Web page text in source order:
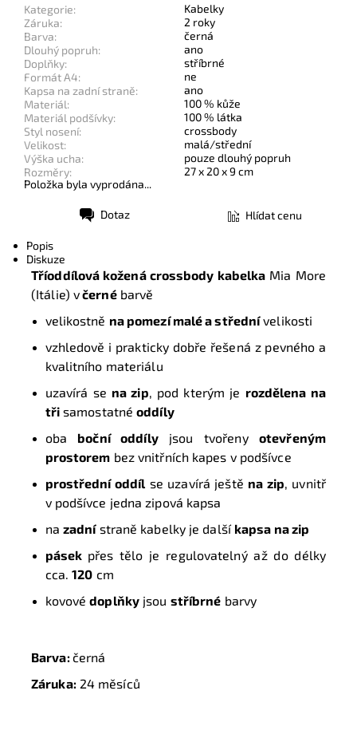
Kategorie:
Kabelky
Záruka:
2 roky
Barva:
černá
Dlouhý popruh:
ano
Doplňky:
stříbrné
Formát A4:
ne
Kapsa na zadní straně:
ano
Materiál:
100 % kůže
Materiál podšívky:
100 % látka
Styl nosení:
crossbody
Velikost:
malá/střední
Výška ucha:
pouze dlouhý popruh
Rozměry:
27 x 20 x 9 cm
Položka byla vyprodána...
Dotaz Hlídat cenu
Popis
Diskuze
Tříoddílová kožená crossbody kabelka Mia More
(Itálie) včernébarvě
velikostně na pomezí malé a střednívelikosti
vzhledově i prakticky dobře řešená z pevného a
kvalitního materiálu
uzavírá se na zip, pod kterým je rozdělena na
třisamostatnéoddíly
oba boční oddílyjsou tvořenyotevřeným
prostorem bez vnitřních kapes v podšívce
prostřední oddíl se uzavírá ještě na zip, uvnitř
v podšívce jedna zipová kapsa
na zadnístraně kabelky je další kapsa na zip
pásek přes tělo je regulovatelný až do délky
cca.120 cm
kovovédoplňky jsou stříbrné barvy
Barva:černá
Záruka:24 měsíců